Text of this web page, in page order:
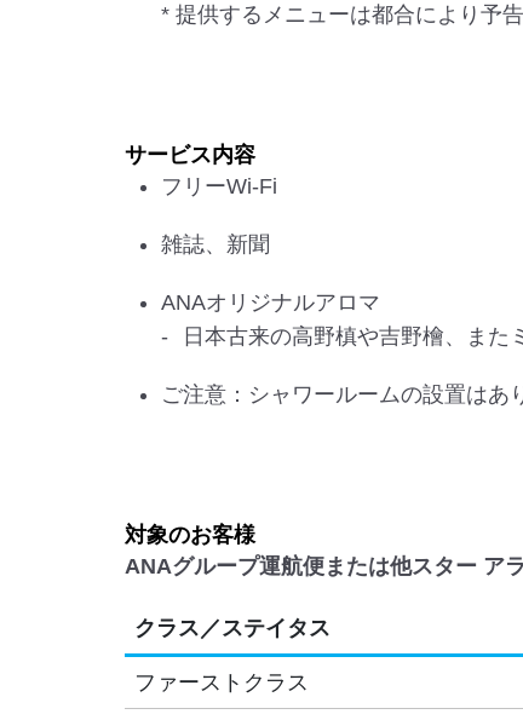
* 提供するメニューは都合により予
サービス内容
フリーWi-Fi
雑誌、新聞
ANAオリジナルアロマ
日本古来の高野槙や吉野檜、また
ご注意：シャワールームの設置はあ
対象のお客様
ANAグループ運航便または他スター ア
クラス／ステイタス
ファーストクラス